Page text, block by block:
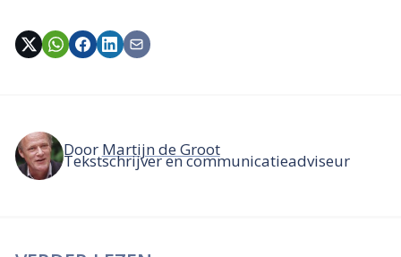
Door Martijn de Groot
Tekstschrijver en communicatieadviseur